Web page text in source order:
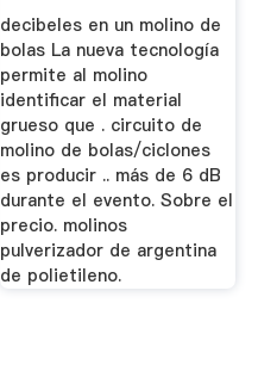
decibeles en un molino de
bolas La nueva tecnología
permite al molino
identificar el material
grueso que . circuito de
molino de bolas/ciclones
es producir .. más de 6 dB
durante el evento. Sobre el
precio. molinos
pulverizador de argentina
de polietileno.